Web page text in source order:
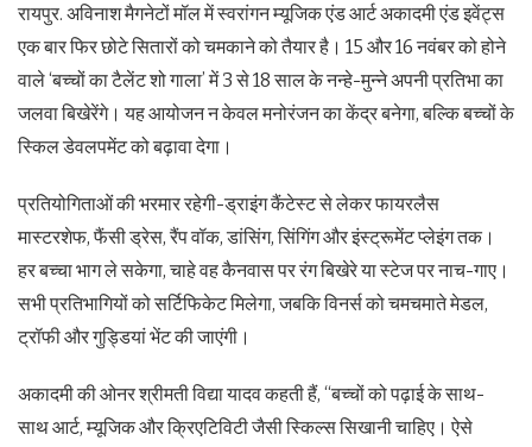
रायपुर. अविनाश मैगनेटों मॉल में स्वरांगन म्यूजिक एंड आर्ट अकादमी एंड इवेंट्स
एक बार फिर छोटे सितारों को चमकाने को तैयार है। 15 और 16 नवंबर को होने
वाले ‘बच्चों का टैलेंट शो गाला’ में 3 से 18 साल के नन्हे-मुन्ने अपनी प्रतिभा का
जलवा बिखेरेंगे। यह आयोजन न केवल मनोरंजन का केंद्र बनेगा, बल्कि बच्चों के
स्किल डेवलपमेंट को बढ़ावा देगा।
प्रतियोगिताओं की भरमार रहेगी-ड्राइंग कैंटेस्ट से लेकर फायरलैस
मास्टरशेफ, फैंसी ड्रेस, रैंप वॉक, डांसिंग, सिंगिंग और इंस्ट्रूमेंट प्लेइंग तक।
हर बच्चा भाग ले सकेगा, चाहे वह कैनवास पर रंग बिखेरे या स्टेज पर नाच-गाए।
सभी प्रतिभागियों को सर्टिफिकेट मिलेगा, जबकि विनर्स को चमचमाते मेडल,
ट्रॉफी और गुड्डियां भेंट की जाएंगी।
अकादमी की ओनर श्रीमती विद्या यादव कहती हैं, “बच्चों को पढ़ाई के साथ-
साथ आर्ट, म्यूजिक और क्रिएटिविटी जैसी स्किल्स सिखानी चाहिए। ऐसे